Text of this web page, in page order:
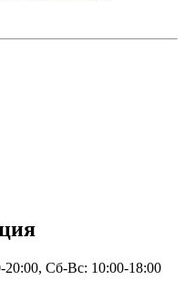
Сб-Вс: 10:00-18:00